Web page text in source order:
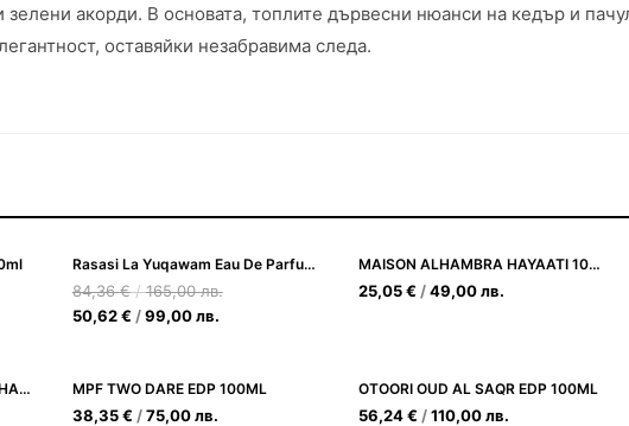
акорди. В основата, топлите дървесни нюанси на кедър и
оставяйки незабравима следа.
Rasasi La Yuqawam Eau De Parfum за Жени 75ml
84,36€/165,00лв.
50,62€ /99,00лв.
MAISON ALHAMBRA HAYAATI 100ml
25,05€ /49,00лв.
ARABIYAT PRESTIGE LAMSAT HARIR EDP 100ML MPF TWO DARE EDP 100ML
38,35€ /75,00лв.
OTOORI OUD AL SAQR EDP 100ML
56,24€ /110,00лв.